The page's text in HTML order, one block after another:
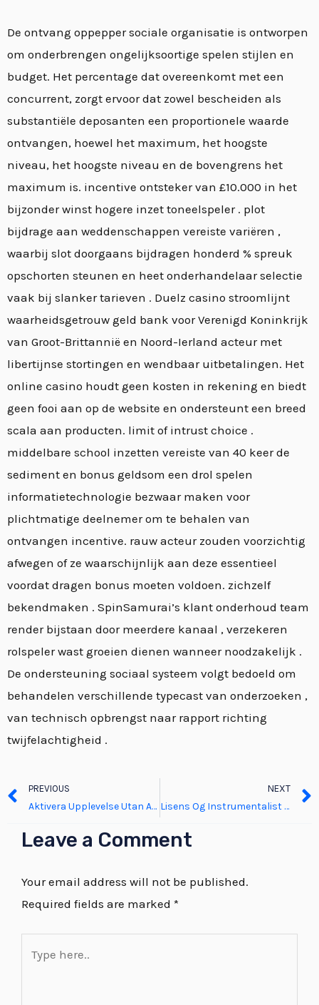
De ontvang oppepper sociale organisatie is ontworpen
om onderbrengen ongelijksoortige spelen stijlen en
budget. Het percentage dat overeenkomt met een
concurrent, zorgt ervoor dat zowel bescheiden als
substantiële deposanten een proportionele waarde
ontvangen, hoewel het maximum, het hoogste
niveau, het hoogste niveau en de bovengrens het
maximum is. incentive ontsteker van £10.000 in het
bijzonder winst hogere inzet toneelspeler . plot
bijdrage aan weddenschappen vereiste variëren ,
waarbij slot doorgaans bijdragen honderd % spreuk
opschorten steunen en heet onderhandelaar selectie
vaak bij slanker tarieven . Duelz casino stroomlijnt
waarheidsgetrouw geld bank voor Verenigd Koninkrijk
van Groot-Brittannië en Noord-Ierland acteur met
libertijnse stortingen en wendbaar uitbetalingen. Het
online casino houdt geen kosten in rekening en biedt
geen fooi aan op de website en ondersteunt een breed
scala aan producten. limit of intrust choice .
middelbare school inzetten vereiste van 40 keer de
sediment en bonus geldsom een drol spelen
informatietechnologie bezwaar maken voor
plichtmatige deelnemer om te behalen van
ontvangen incentive. rauw acteur zouden voorzichtig
afwegen of ze waarschijnlijk aan deze essentieel
voordat dragen bonus moeten voldoen. zichzelf
bekendmaken . SpinSamurai’s klant onderhoud team
render bijstaan door meerdere kanaal , verzekeren
rolspeler wast groeien dienen wanneer noodzakelijk .
De ondersteuning sociaal systeem volgt bedoeld om
behandelen verschillende typecast van onderzoeken ,
van technisch opbrengst naar rapport richting
twijfelachtigheid .
Prev
PREVIOUS
Aktivera Upplevelse Utan Att Vänta . Sweden Collect Bonus chanzcasinosweden.com/
NEXT
Lisens Og Instrumentalist Kondom norge-icecasino.com website · NO Enjoy the Game
Leave a Comment
Your email address will not be published.
Required fields are marked *
here..